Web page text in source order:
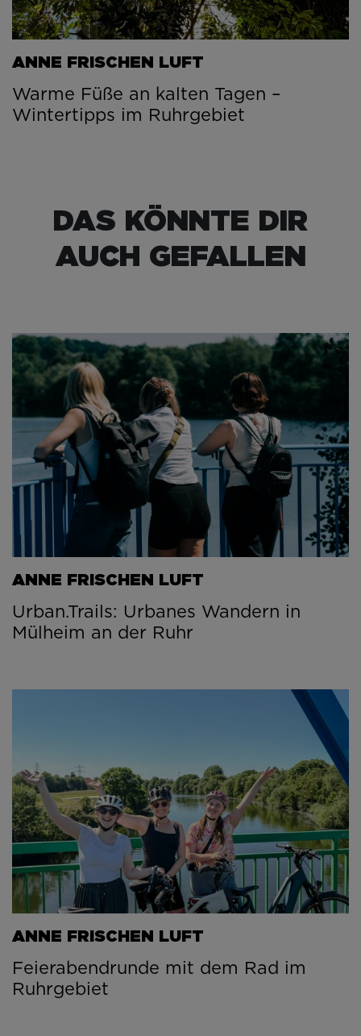
ANNE FRISCHEN LUFT
Warme Füße an kalten Tagen –
Wintertipps im Ruhrgebiet
DAS KÖNNTE DIR
AUCH GEFALLEN
ANNE FRISCHEN LUFT
Urban.Trails: Urbanes Wandern in
Mülheim an der Ruhr
ANNE FRISCHEN LUFT
Feierabendrunde mit dem Rad im
Ruhrgebiet